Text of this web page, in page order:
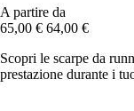
A partire da
65,00 € 64,00 €
Scopri le scarpe da
prestazione durante i